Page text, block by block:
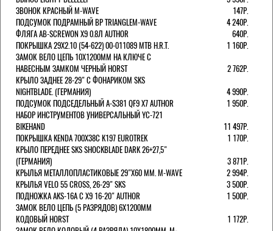
ЗВОНОК КРАСНЫЙ M-WAVE
147Р.
ПОДСУМОК ПОДРАМНЫЙ BP TRIANGLEM-WAVE
4 240Р.
ФЛЯГА AB-SCREWON X9 0.8Л AUTHOR
640Р.
ПОКРЫШКА 29X2.10 (54-622) 00-011089 MTB H.R.T.
1 160Р.
ЗАМОК ВЕЛО ЦЕПЬ 10Х1200ММ НА КЛЮЧЕ С
НАВЕСНЫМ ЗАМКОМ ЧЕРНЫЙ HORST
2 762Р.
КРЫЛО ЗАДНЕЕ 28-29" С ФОНАРИКОМ SKS
NIGHTBLADE. (ГЕРМАНИЯ)
4 990Р.
ПОДСУМОК ПОДСЕДЕЛЬНЫЙ A-S381 QF9 X7 AUTHOR
1 950Р.
НАБОР ИНСТРУМЕНТОВ УНИВЕРСАЛЬНЫЙ YC-721
BIKEHAND
11 497Р.
ПОКРЫШКА KENDA 700Х38С K197 EUROTREK
1 170Р.
КРЫЛО ПЕРЕДНЕЕ SKS SHOCKBLADE DARK 26+27,5"
(ГЕРМАНИЯ)
3 871Р.
КРЫЛЬЯ МЕТАЛЛОПЛАСТИКОВЫЕ 29"Х60 ММ. M-WAVE
2 994Р.
КРЫЛЬЯ VELO 55 CROSS, 26-29" SKS
3 500Р.
ПОДНОЖКА AKS-16A C X9 16-20" AUTHOR
1 500Р.
ЗАМОК ВЕЛО ЦЕПЬ (5 РАЗРЯДОВ) 6Х1200ММ
КОДОВЫЙ HORST
1 172Р.